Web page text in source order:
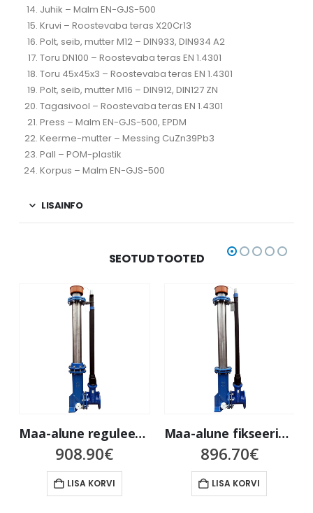
Juhik – Malm EN-GJS-500
Kruvi – Roostevaba teras X20Cr13
Polt, seib, mutter M12 – DIN933, DIN934 A2
Toru DN100 – Roostevaba teras EN 1.4301
Toru 45x45x3 – Roostevaba teras EN 1.4301
Polt, seib, mutter M16 – DIN912, DIN127 ZN
Tagasivool – Roostevaba teras EN 1.4301
Press – Malm EN-GJS-500, EPDM
Keerme-mutter – Messing CuZn39Pb3
Pall – POM-plastik
Korpus – Malm EN-GJS-500
LISAINFO
SEOTUD TOOTED
Maa-alune reguleeritava kõrgusega tuletõrjehüdrant HR-1, kõrgusega 1,60m-1,95m
908.90€
LISA KORVI
Maa-alune fikseeritud kõrgusega tuletõrjehüdrant H-1 kõrgusega 1,60m-1,95m
896.70€
LISA KORVI